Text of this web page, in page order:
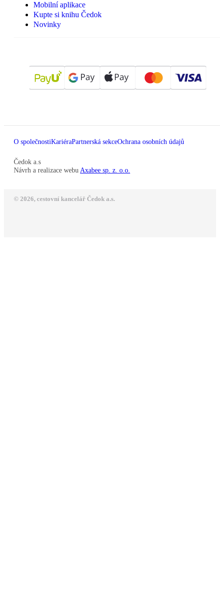
Mobilní aplikace
Kupte si knihu Čedok
Novinky
O společnostiKariéraPartnerská sekceOchrana osobních údajů
Čedok a.s
Návrh a realizace webu Axabee sp. z. o.o.
© 2026, cestovní kancelář Čedok a.s.